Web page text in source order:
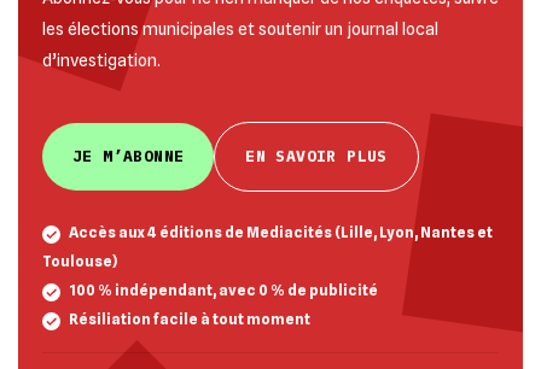
les élections municipales et soutenir un journal local
d’investigation.
JE M’ABONNE EN SAVOIR PLUS
Accès aux 4 éditions de Mediacités (Lille, Lyon, Nantes et
Toulouse)
100 % indépendant, avec 0 % de publicité
Résiliation facile à tout moment